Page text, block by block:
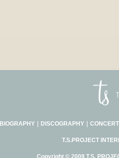
BIOGRAPHY｜ DISCOGRAPHY｜
T.S.PROJECT
Copyright © 2009 T.S.